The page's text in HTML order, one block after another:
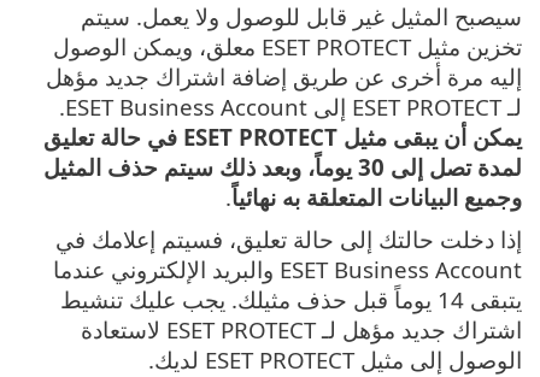
سيصبح المثيل غير قابل للوصول ولا يعمل. سيتم
تخزين مثيل ESET PROTECT معلق، ويمكن الوصول
إليه مرة أخرى عن طريق إضافة اشتراك جديد مؤهل
لـ ESET PROTECT إلى ESET Business Account.
يمكن أن يبقى مثيل ESET PROTECT في حالة تعليق
لمدة تصل إلى 30 يوماً، وبعد ذلك سيتم حذف المثيل
وجميع البيانات المتعلقة به نهائياً.
إذا دخلت حالتك إلى حالة تعليق، فسيتم إعلامك في
ESET Business Account والبريد الإلكتروني عندما
يتبقى 14 يوماً قبل حذف مثيلك. يجب عليك تنشيط
اشتراك جديد مؤهل لـ ESET PROTECT لاستعادة
الوصول إلى مثيل ESET PROTECT لديك.